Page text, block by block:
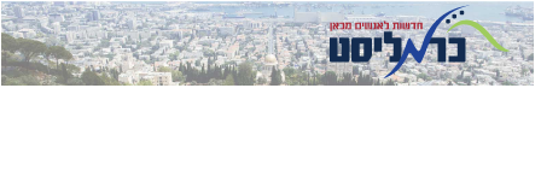
לחץ
כאן
לחץ
כדי